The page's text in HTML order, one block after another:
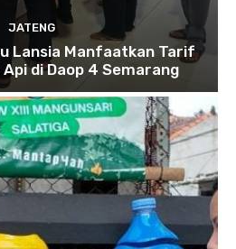
JATENG
Lansia Manfaatkan Tarif
di Daop 4 Semarang